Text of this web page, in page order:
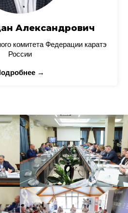
Александрович
комитета Федерации каратэ
России
→